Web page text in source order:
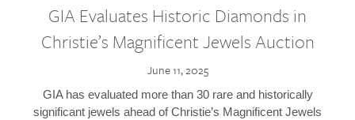
GIA Evaluates Historic Diamonds in
Christie’s Magnificent Jewels Auction
June 11, 2025
GIA has evaluated more than 30 rare and historically
significant jewels ahead of Christie’s Magnificent Jewels